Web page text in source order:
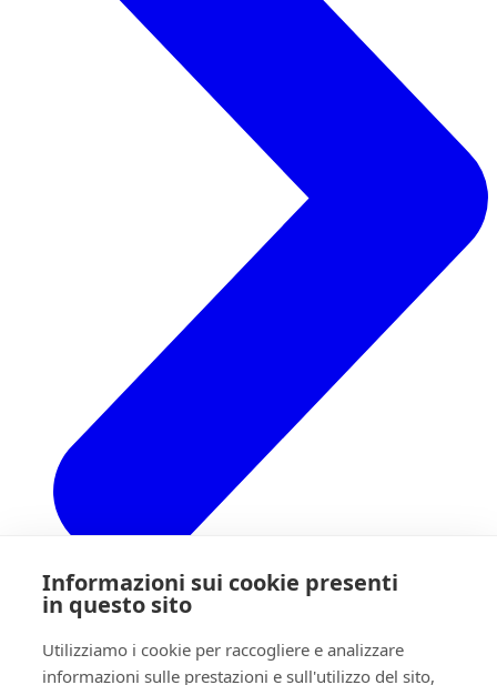
Informazioni sui cookie presenti
in questo sito
Utilizziamo i cookie per raccogliere e analizzare
informazioni sulle prestazioni e sull'utilizzo del sito,
Indietro
Chi siamo